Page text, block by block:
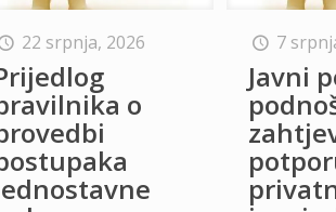
22 srpnja, 2026
o
7
Javni